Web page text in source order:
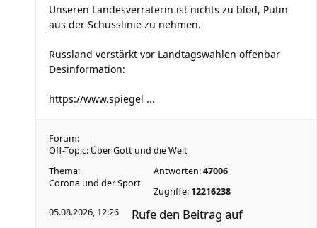
Unseren Landesverräterin ist nichts zu blöd, Putin
aus der Schusslinie zu nehmen.
Russland verstärkt vor Landtagswahlen offenbar
Desinformation:
https://www.spiegel ...
Forum:
Off-Topic: Über Gott und die Welt
Thema:
Corona und der Sport
Antworten:47006
Zugriffe: 12216238
05.08.2026, 12:26
Rufe den Beitrag auf